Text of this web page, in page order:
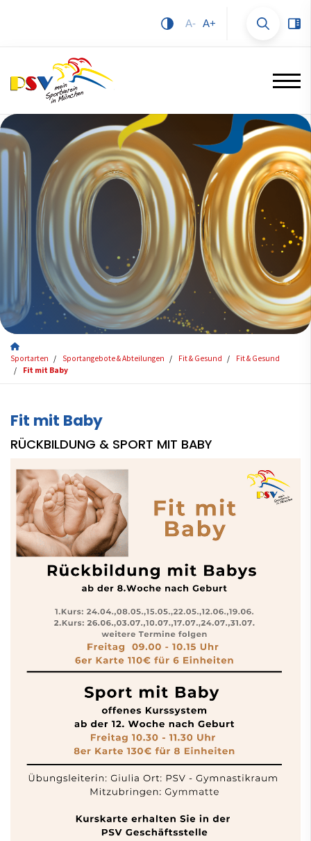
A- A+
Sportarten Sportangebote & Abteilungen Fit & Gesund
Fit & Gesund
Fit mit Baby
Fit mit Baby
RÜCKBILDUNG & SPORT MIT BABY